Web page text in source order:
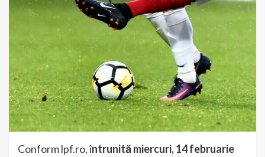
Conform lpf.ro, întrunită miercuri, 14 februarie